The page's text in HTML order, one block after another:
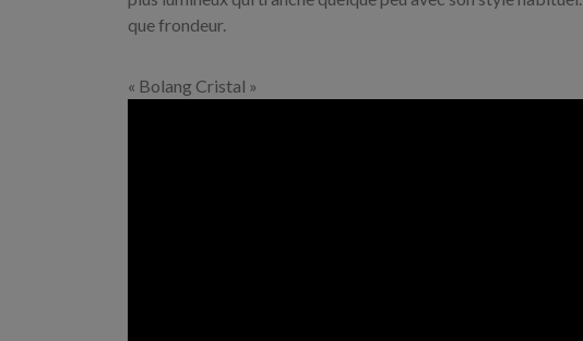
que frondeur.
« Bolang Cristal »